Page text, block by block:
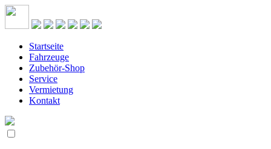
Startseite
Fahrzeuge
Zubehör-Shop
Service
Vermietung
Kontakt